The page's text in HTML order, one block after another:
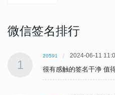
微信签名排行
1
20591 2024-06-11
很有感触的签名干净 值